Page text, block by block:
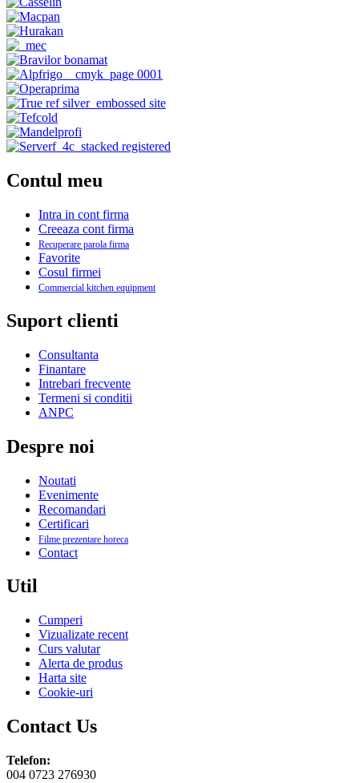
Contul meu
Intra in cont firma
Creeaza cont firma
Recuperare parola firma
Favorite
Cosul firmei
Commercial kitchen equipment
Suport clienti
Consultanta
Finantare
Intrebari frecvente
Termeni si conditii
ANPC
Despre noi
Noutati
Evenimente
Recomandari
Certificari
Filme prezentare horeca
Contact
Util
Cumperi
Vizualizate recent
Curs valutar
Alerta de produs
Harta site
Cookie-uri
Contact Us
Telefon:
004 0723 276930